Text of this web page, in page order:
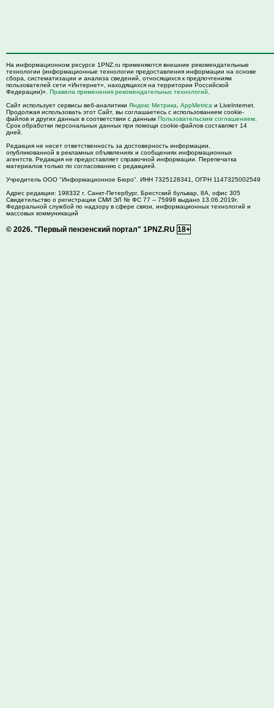
На информационном ресурсе 1PNZ.ru применяются внешние рекомендательные
технологии (информационные технологии предоставления информации на основе
сбора, систематизации и анализа сведений, относящихся к предпочтениям
пользователей сети «Интернет», находящихся на территории Российской
Федерации)». Правила применения рекомендательных технологий
Сайт использует сервисы веб-аналитики Яндекс Метрика AppMetrica и LiveInternet.
Продолжая использовать этот Сайт, вы соглашаетесь с использованием cookie-
файлов и других данных в соответствии с данным Пользовательским соглашением
Срок обработки персональных данных при помощи cookie-файлов составляет 14
дней.
Редакция не несет ответственность за достоверность информации,
опубликованной в рекламных объявлениях и сообщениях информационных
агентств. Редакция не предоставляет справочной информации. Перепечатка
материалов только по согласованию с редакцией.
Учредитель ООО "Информационное Бюро". ИНН 7325128341, ОГРН 1147325002549
Адрес редакции: 198332 г. Санкт-Петербург, Брестский бульвар, 8А, офис 305
Свидетельство о регистрации СМИ ЭЛ № ФС 77 – 75998 выдано 13.06.2019г.
Федеральной службой по надзору в сфере связи, информационных технологий и
массовых коммуникаций
© 2026. "Первый пензенский портал" 1PNZ.RU 18+